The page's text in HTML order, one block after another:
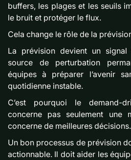
buffers, les plages et les seuils
le bruit et protéger le flux.
Cela change le rôle de la
La prévision devient un
source de perturbation
équipes à préparer l’avenir
quotidienne instable.
C’est pourquoi le demand-
concerne pas seulement une
concerne de meilleures décisions.
Un bon processus de prévision
actionnable. Il doit aider les